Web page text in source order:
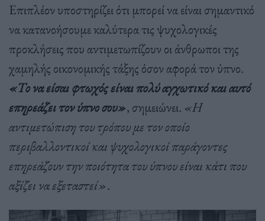
Επιπλέον υποστηρίζει ότι μπορεί να είναι σημαντικό
να κατανοήσουμε καλύτερα τις ψυχολογικές
προκλήσεις που αντιμετωπίζουν οι άνθρωποι της
χαμηλής οικονομικής τάξης όσον αφορά τον ύπνο.
«Το να είσαι φτωχός είναι πολύ αγχωτικό και αυτό
επηρεάζει τον ύπνο σου», σημειώνει. «Η
αντιμετώπιση του τρόπου με τον οποίο
περιβαλλοντικοί και ψυχολογικοί παράγοντες
επηρεάζουν την ποιότητα του ύπνου είναι κάτι που
αξίζει να εξεταστεί».